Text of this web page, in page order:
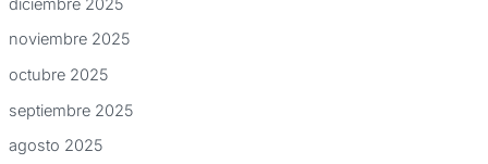
diciembre 2025
noviembre 2025
octubre 2025
septiembre 2025
agosto 2025